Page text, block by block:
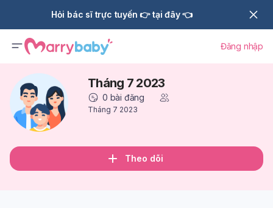
Hỏi bác sĩ trực tuyến 👉 tại đây 👈
Đăng nhập
Tháng 7 2023
0 bài đăng
Tháng 7 2023
Theo dõi